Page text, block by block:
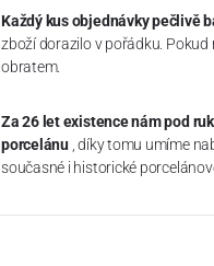
Každý kus objednávky pečlivě
zboží dorazilo v pořádku. Pokud
obratem.
Za 26 let existence nám pod
porcelánu , díky tomu umíme
současné i historické